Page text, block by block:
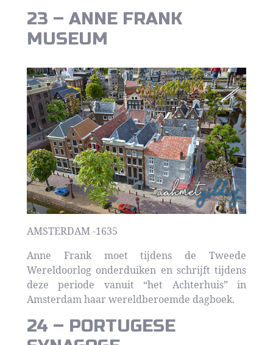
23 – ANNE FRANK
MUSEUM
AMSTERDAM -1635
Anne Frank moet tijdens de Tweede
Wereldoorlog onderduiken en schrijft tijdens
deze periode vanuit “het Achterhuis” in
Amsterdam haar wereldberoemde dagboek.
24 – PORTUGESE